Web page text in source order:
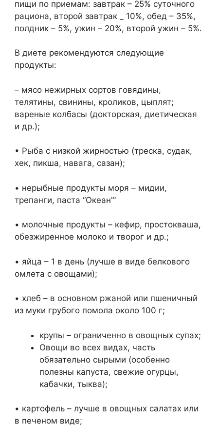
пищи по приемам: завтрак – 25% суточного
рациона, второй завтрак _ 10%, обед – 35%,
полдник – 5%, ужин – 20%, второй ужин – 5%.
В диете рекомендуются следующие
продукты:
– мясо нежирных сортов говядины,
телятины, свинины, кроликов, цыплят;
вареные колбасы (докторская, диетическая
и др.);
• Рыба с низкой жирностью (треска, судак,
хек, пикша, навага, сазан);
• нерыбные продукты моря – мидии,
трепанги, паста “Oкеан'”
• молочные продукты – кефир, простокваша,
обезжиренное молоко и творог и др.;
• яйца – 1 в день (лучше в виде белкового
омлета с овощами);
• хлеб – в основном ржаной или пшеничный
из муки грубого помола около 100 г;
крупы – ограниченно в овощных супах;
Овощи во всех видах, часть
обязательно сырыми (особенно
полезны капуста, свежие огурцы,
кабачки, тыква);
• картофель – лучше в овощных салатах или
в печеном виде;